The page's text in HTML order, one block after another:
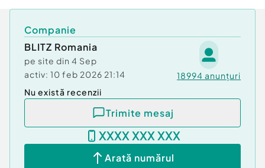
Companie
BLITZ Romania
pe site din 4 Sep
activ: 10 feb 2026 21:14 18994 anunțuri
Nu există recenzii
Trimite mesaj
XXXX XXX XXX
Arată numărul